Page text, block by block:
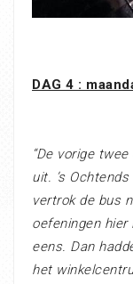
DAG 4 :
“De vorige
uit. ’s
vertrok de bus
oefeningen
eens. Dan
het